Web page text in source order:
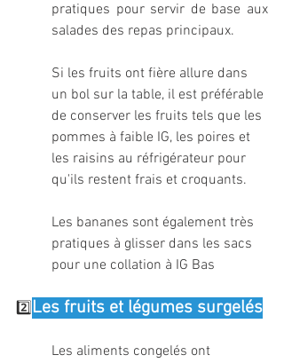
pratiques pour servir de base aux
salades des repas principaux.
Si les fruits ont fière allure dans
un bol sur la table, il est préférable
de conserver les fruits tels que les
pommes à faible IG, les poires et
les raisins au réfrigérateur pour
qu'ils restent frais et croquants.
Les bananes sont également très
pratiques à glisser dans les sacs
pour une collation à IG Bas
2️⃣Les fruits et légumes surgelés
Les aliments congelés ont